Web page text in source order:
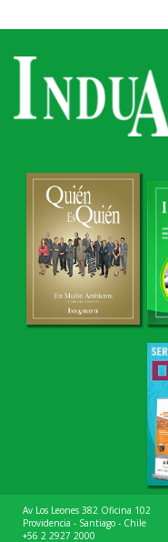
Av Los Leones 382 Oficina 102
Providencia - Santiago - Chile
+56 2 2927 2000